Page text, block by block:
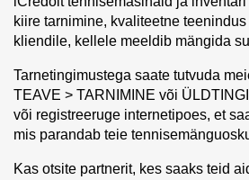
kiire tarnimine, kvaliteetne
kliendile, kellele meeldib mängida
Tarnetingimustega saate tutvuda
TEAVE > TARNIMINE või
või registreeruge internetipoes, et
mis parandab teie
Kas otsite partnerit, kes saaks teid